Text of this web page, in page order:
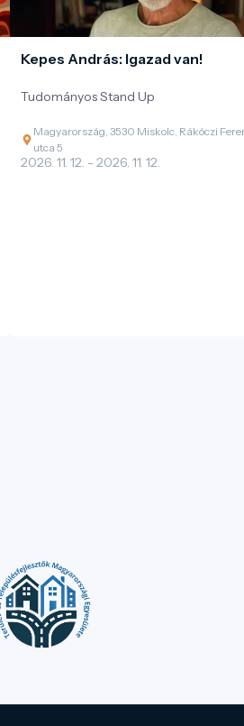
Kepes András: Igazad van!
Tudományos Stand Up
Magyarország, 3530 Miskolc, Rákóczi
utca 5
2026. 11. 12. - 2026. 11. 12.